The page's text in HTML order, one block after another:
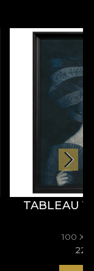
TABLEAU
100 X